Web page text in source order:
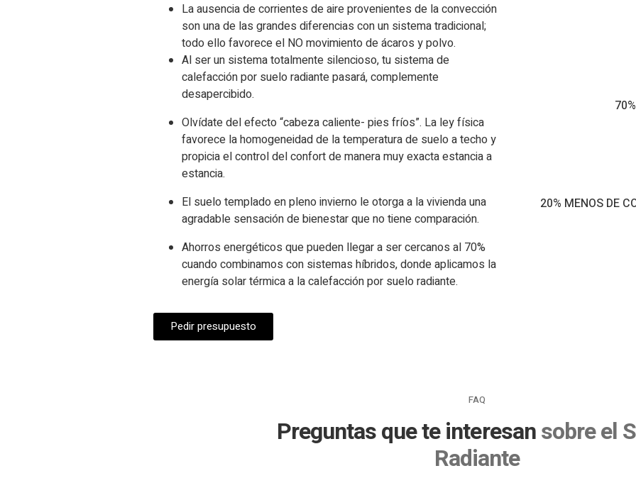
La ausencia de corrientes de aire provenientes de la convección
son una de las grandes diferencias con un sistema tradicional;
todo ello favorece el NO movimiento de ácaros y polvo.
Al ser un sistema totalmente silencioso, tu sistema de
calefacción por suelo radiante pasará, complemente
desapercibido.
Olvídate del efecto “cabeza caliente- pies fríos”. La ley física
favorece la homogeneidad de la temperatura de suelo a techo y
propicia el control del confort de manera muy exacta estancia a
estancia.
El suelo templado en pleno invierno le otorga a la vivienda una
agradable sensación de bienestar que no tiene comparación.
Ahorros energéticos que pueden llegar a ser cercanos al 70%
cuando combinamos con sistemas híbridos, donde aplicamos la
energía solar térmica a la calefacción por suelo radiante.
Pedir presupuesto
20% MENOS DE
FAQ
Preguntas que te interesansobre el
Radiante